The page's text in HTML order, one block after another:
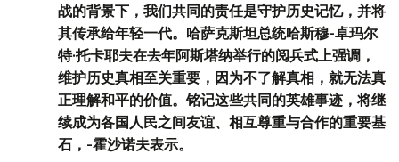
战的背景下，我们共同的责任是守护历史记忆，并将
其传承给年轻一代。哈萨克斯坦总统哈斯穆-卓玛尔
特·托卡耶夫在去年阿斯塔纳举行的阅兵式上强调，
维护历史真相至关重要，因为不了解真相，就无法真
正理解和平的价值。铭记这些共同的英雄事迹，将继
续成为各国人民之间友谊、相互尊重与合作的重要基
石，-霍沙诺夫表示。